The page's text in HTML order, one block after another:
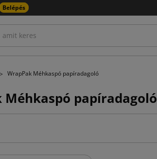
Belépés
WrapPak Méhkaspó papíradagoló
Méhkaspó papíradagoló